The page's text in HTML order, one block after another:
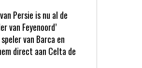
Persie is nu al de
van Feyenoord’
van Barca en
direct aan Celta de